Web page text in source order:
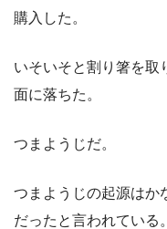
購入した。
いそいそと割り箸を取
面に落ちた。
つまようじだ。
つまようじの起源はか
だったと言われている